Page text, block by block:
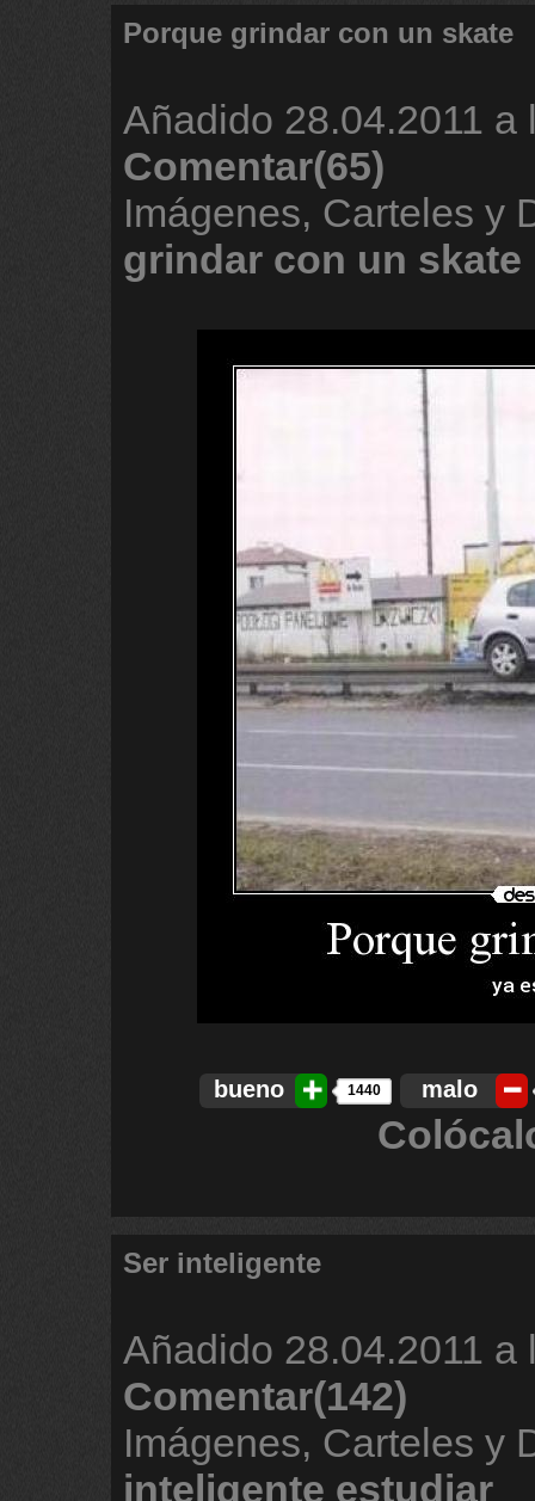
Porque grindar con un skate
Añadido 28.04.2011 a
Comentar(65)
Imágenes, Carteles y
grindar con un skate
bueno 1440 malo
Ser inteligente
Añadido 28.04.2011 a
Comentar(142)
Imágenes, Carteles y
inteligente estudiar